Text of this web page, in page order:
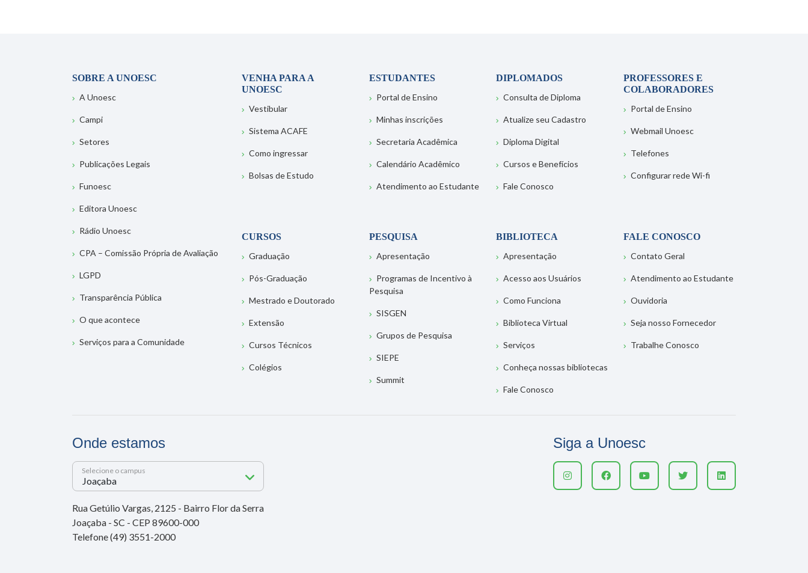
SOBRE A UNOESC
A Unoesc
Campi
Setores
Publicações Legais
Funoesc
Editora Unoesc
Rádio Unoesc
CPA – Comissão Própria de Avaliação
LGPD
Transparência Pública
O que acontece
Serviços para a Comunidade
VENHA PARA A
UNOESC
Vestibular
Sistema ACAFE
Como ingressar
Bolsas de Estudo
ESTUDANTES
Portal de Ensino
Minhas inscrições
Secretaria Acadêmica
Calendário Acadêmico
Atendimento ao Estudante
DIPLOMADOS
Consulta de Diploma
Atualize seu Cadastro
Diploma Digital
Cursos e Benefícios
Fale Conosco
PROFESSORES E
COLABORADORES
Portal de Ensino
Webmail Unoesc
Telefones
Configurar rede Wi-fi
CURSOS
Graduação
Pós-Graduação
Mestrado e Doutorado
Extensão
Cursos Técnicos
Colégios
PESQUISA
Apresentação
Programas de Incentivo à
Pesquisa
SISGEN
Grupos de Pesquisa
SIEPE
Summit
BIBLIOTECA
Apresentação
Acesso aos Usuários
Como Funciona
Biblioteca Virtual
Serviços
Conheça nossas bibliotecas
Fale Conosco
FALE CONOSCO
Contato Geral
Atendimento ao Estudante
Ouvidoria
Seja nosso Fornecedor
Trabalhe Conosco
Onde estamos
Selecione o campus
Rua Getúlio Vargas, 2125 - Bairro Flor da Serra
Joaçaba - SC - CEP 89600-000
Telefone (49) 3551-2000
Siga a Unoesc